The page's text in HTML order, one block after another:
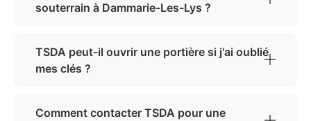
souterrain à Dammarie-Les-Lys ?
TSDA peut-il ouvrir une portière si j'ai oublié
mes clés ?
Comment contacter TSDA pour une